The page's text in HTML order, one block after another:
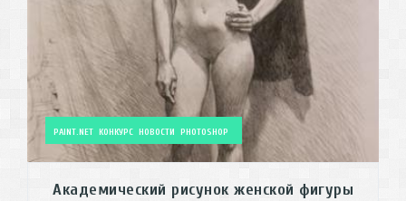
PAINT.NET КОНКУРС НОВОСТИ PHOTOSHOP
Академический рисунок женской фигуры